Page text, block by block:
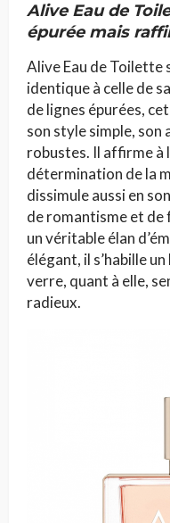
Alive Eau de
épurée mais
Alive Eau de Toilette
identique à celle de
de lignes épurées,
son style simple, son
robustes. Il affirme à
détermination de la
dissimule aussi en
de romantisme et de
un véritable élan
élégant, il s’habille
verre, quant à elle,
radieux.